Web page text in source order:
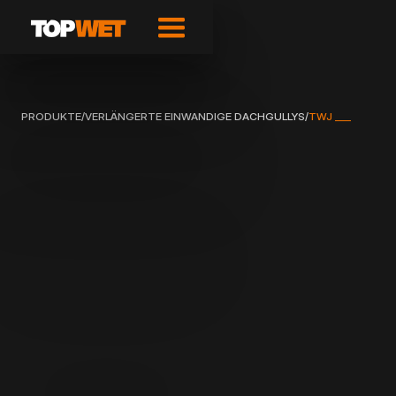
PRODUKTE/VERLÄNGERTE EINWANDIGE DACHGULLYS/TWJ ___